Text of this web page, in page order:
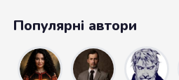
Популярні автори